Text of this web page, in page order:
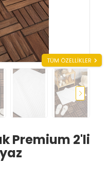
TÜM ÖZELLİKLER
Premium 2'li